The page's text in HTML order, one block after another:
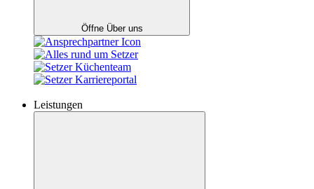
Öffne Über uns
Leistungen